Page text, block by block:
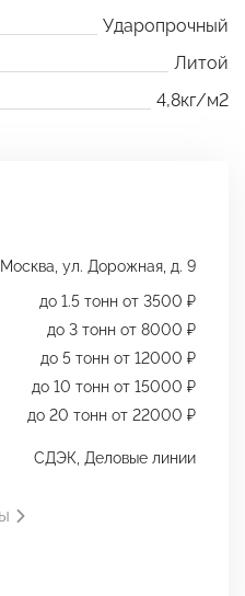
Ударопрочный
Литой
4,8кг/м2
Москва, ул. Дорожная, д. 9
до 1.5 тонн от 3500 ₽
до 3 тонн от 8000 ₽
до 5 тонн от 12000 ₽
до 10 тонн от 15000 ₽
до 20 тонн от 22000 ₽
СДЭК, Деловые линии